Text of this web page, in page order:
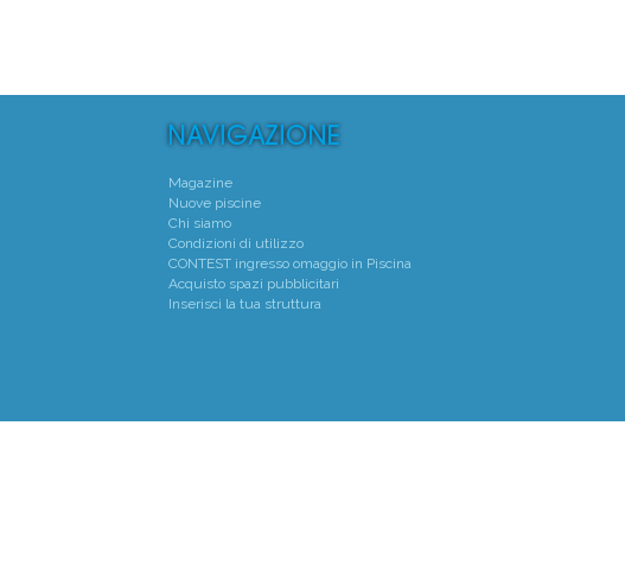
Magazine
Nuove piscine
Chi siamo
Condizioni di utilizzo
CONTEST ingresso omaggio in Piscina
Acquisto spazi pubblicitari
Inserisci la tua struttura